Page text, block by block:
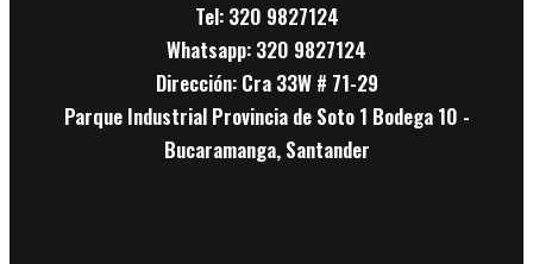
Tel: 320 9827124
Whatsapp: 320 9827124
Dirección: Cra 33W # 71-29
Parque Industrial Provincia de Soto 1 Bodega 10 -
Bucaramanga, Santander